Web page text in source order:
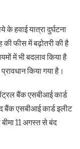
हवाई यात्रा दुर्घटना
की फीस में बढ़ोतरी की है
में भी बदलाव किया है
किया गया है।
बैंक एसबीआई कार्ड
बैंक एसबीआई कार्ड इलीट
11 अगस्त से बंद